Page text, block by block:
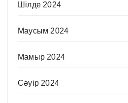
Шілде 2024
Маусым 2024
Мамыр 2024
Сәуір 2024